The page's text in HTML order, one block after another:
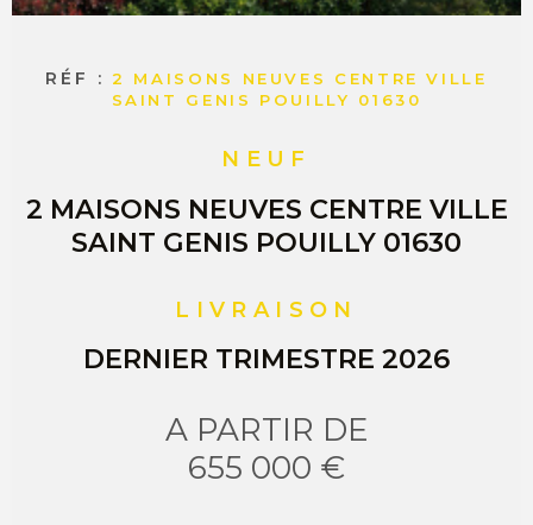
RÉF :2 MAISONS NEUVES CENTRE VILLE
SAINT GENIS POUILLY 01630
NEUF
2 MAISONS NEUVES CENTRE VILLE
SAINT GENIS POUILLY 01630
LIVRAISON
DERNIER TRIMESTRE 2026
A PARTIR DE
655 000 €